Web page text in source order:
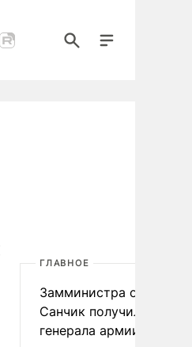
ГЛАВНОЕ
Замминистра обороны
Санчик получил звание
генерала армии